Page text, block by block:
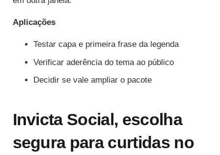
Aplicações
Testar capa e primeira frase da legenda
Verificar aderência do tema ao público
Decidir se vale ampliar o pacote
Invicta Social, escolha
segura para curtidas no